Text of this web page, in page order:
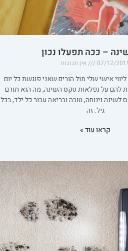
– ככה תפעלו נכון
07/12/ אין תגובות
אישי שלי מול הורים שאני פוגשת כל יום
להם על נפלאות טקס השינה, מה הוא תורם
לשינה נינוחה, טובה ובריאה עבור כל ילד, בכל
גיל. זה
קראו עוד »